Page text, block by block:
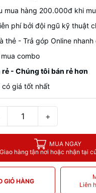
mua hàng 200.000đ khi
phí bởi đội ngũ kỹ thuật
thẻ - Trả góp Online nhanh
combo
rẻ - Chúng tôi bán rẻ hơn
có giá tốt nhất
+
MUA NGAY
Giao hàng tận nơi hoặc nhận tại
GIỎ HÀNG
Liên